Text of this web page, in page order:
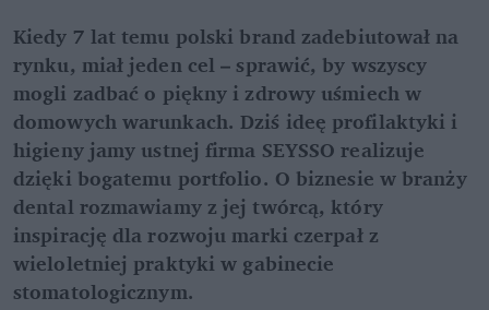
Kiedy 7 lat temu polski brand zadebiutował na
rynku, miał jeden cel – sprawić, by wszyscy
mogli zadbać o piękny i zdrowy uśmiech w
domowych warunkach. Dziś ideę profilaktyki i
higieny jamy ustnej firma SEYSSO realizuje
dzięki bogatemu portfolio. O biznesie w branży
dental rozmawiamy z jej twórcą, który
inspirację dla rozwoju marki czerpał z
wieloletniej praktyki w gabinecie
stomatologicznym.